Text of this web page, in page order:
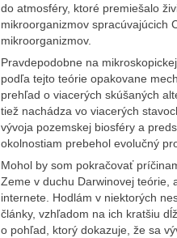
do atmosféry, ktoré premiešalo
mikroorganizmov spracúvajúcich
mikroorganizmov.
Pravdepodobne na
podľa tejto teórie opakovane
prehľad o viacerých skúšaných
tiež nachádza vo viacerých
vývoja pozemskej biosféry a
okolnostiam prebehol evolučný
Mohol by som pokračovať
Zeme v duchu Darwinovej teórie,
internete. Hodlám v niektorých
články, vzhľadom na ich kratšiu
o pohľad, ktorý dokazuje, že sa